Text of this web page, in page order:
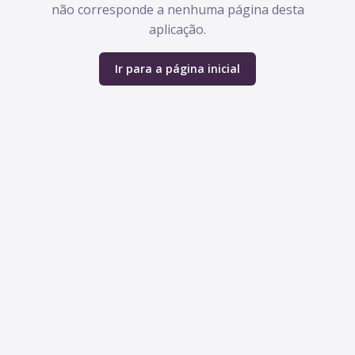
não corresponde a nenhuma página desta
aplicação.
Ir para a página inicial